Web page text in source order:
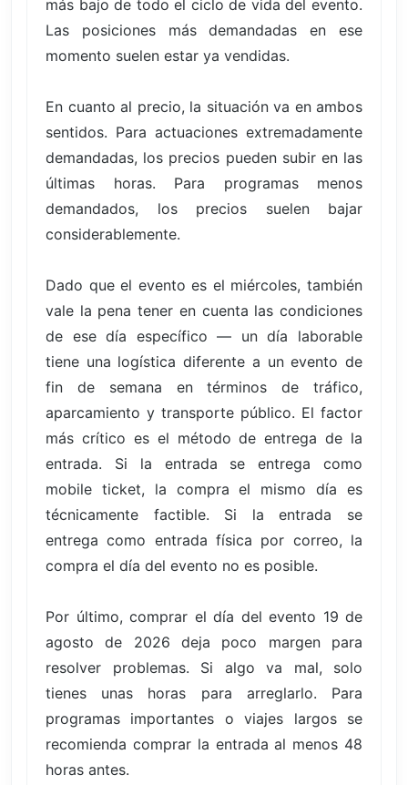
más bajo de todo el ciclo de vida del evento.
Las posiciones más demandadas en ese
momento suelen estar ya vendidas.
En cuanto al precio, la situación va en ambos
sentidos. Para actuaciones extremadamente
demandadas, los precios pueden subir en las
últimas horas. Para programas menos
demandados, los precios suelen bajar
considerablemente.
Dado que el evento es el miércoles, también
vale la pena tener en cuenta las condiciones
de ese día específico — un día laborable
tiene una logística diferente a un evento de
fin de semana en términos de tráfico,
aparcamiento y transporte público. El factor
más crítico es el método de entrega de la
entrada. Si la entrada se entrega como
mobile ticket, la compra el mismo día es
técnicamente factible. Si la entrada se
entrega como entrada física por correo, la
compra el día del evento no es posible.
Por último, comprar el día del evento 19 de
agosto de 2026 deja poco margen para
resolver problemas. Si algo va mal, solo
tienes unas horas para arreglarlo. Para
programas importantes o viajes largos se
recomienda comprar la entrada al menos 48
horas antes.